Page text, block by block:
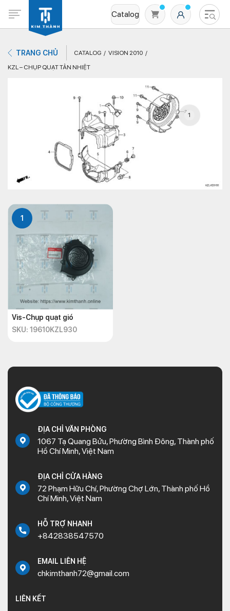
Catalog
Không có sản phẩm nào trong giỏ hàng
TRANG CHỦ CATALOG
VISION 2010
KZL – CHỤP QUẠT TẢN NHIỆT
1
1
Vis-Chụp quạt gió
SKU: 19610KZL930
ĐỊA CHỈ VĂN PHÒNG
1067 Tạ Quang Bửu, Phường Bình Đông, Thành phố
Hồ Chí Minh, Việt Nam
ĐỊA CHỈ CỬA HÀNG
72 Phạm Hữu Chí, Phường Chợ Lớn, Thành phố Hồ
Chí Minh, Việt Nam
HỖ TRỢ NHANH
+842838547570
EMAIL LIÊN HỆ
chkimthanh72@gmail.com
LIÊN KẾT